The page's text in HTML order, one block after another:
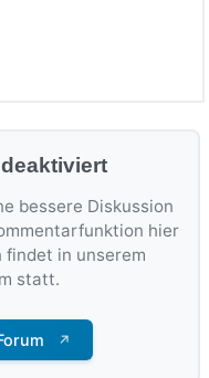
bessere Diskussion
hier
findet in unserem
statt.
↗